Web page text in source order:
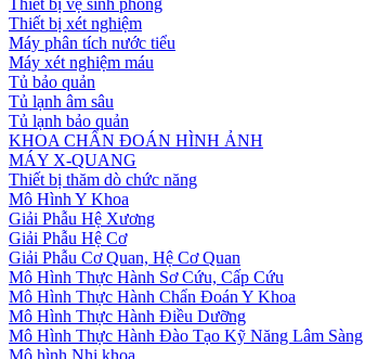
Thiết bị vệ sinh phòng
Thiết bị xét nghiệm
Máy phân tích nước tiểu
Máy xét nghiệm máu
Tủ bảo quản
Tủ lạnh âm sâu
Tủ lạnh bảo quản
KHOA CHẨN ĐOÁN HÌNH ẢNH
MÁY X-QUANG
Thiết bị thăm dò chức năng
Mô Hình Y Khoa
Giải Phẫu Hệ Xương
Giải Phẫu Hệ Cơ
Giải Phẫu Cơ Quan, Hệ Cơ Quan
Mô Hình Thực Hành Sơ Cứu, Cấp Cứu
Mô Hình Thực Hành Chẩn Đoán Y Khoa
Mô Hình Thực Hành Điều Dưỡng
Mô Hình Thực Hành Đào Tạo Kỹ Năng Lâm Sàng
Mô hình Nhi khoa